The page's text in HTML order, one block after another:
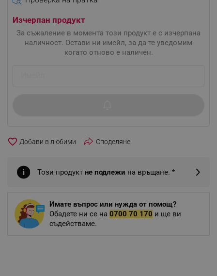
Изчерпан продукт
За съжаление в момента този продукт е с изчерпана
наличност. Остави ни имейл, за да те уведомим
когато отново е наличен.
favorite_border Споделяне
Този продукт не подлежи на връщане. *
Имате въпрос или нужда от помощ?
Обадете ни се на 0700 70 170 и ще ви
съдействаме.